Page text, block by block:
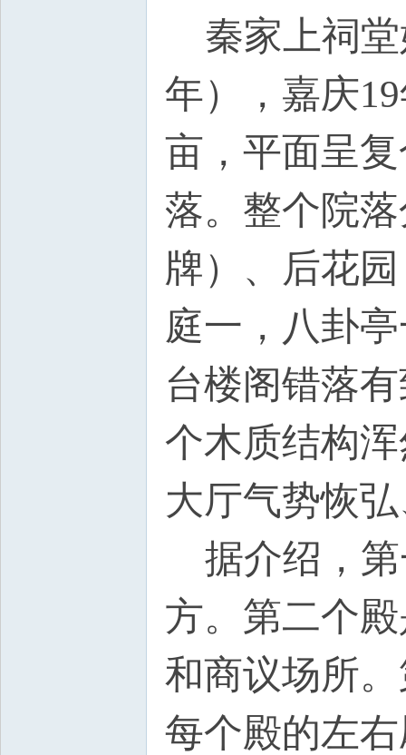
秦家上祠
年），嘉庆
亩，平面呈
落。整个院
牌）、后花
庭一，八卦
台楼阁错落
个木质结构
大厅气势恢
据介绍，
方。第二个
和商议场所
每个殿的左